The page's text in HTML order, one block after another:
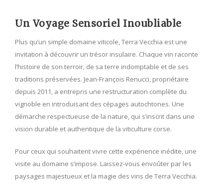
Un Voyage Sensoriel Inoubliable
Plus qu’un simple domaine viticole, Terra Vecchia est une
invitation à découvrir un trésor insulaire. Chaque vin raconte
l’histoire de son terroir, de sa terre indomptable et de ses
traditions préservées. Jean-François Renucci, propriétaire
depuis 2011, a entrepris une restructuration complète du
vignoble en introduisant des cépages autochtones. Une
démarche respectueuse de la nature, qui s’inscrit dans une
vision durable et authentique de la viticulture corse.
Pour ceux qui souhaitent vivre cette expérience inédite, une
visite au domaine s’impose. Laissez-vous envoûter par les
paysages majestueux et la magie des vins de Terra Vecchia.